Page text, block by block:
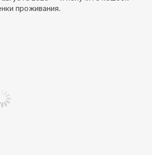
проживания.